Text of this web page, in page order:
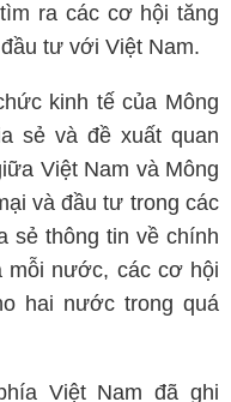
ra các cơ hội tăng
tư với Việt Nam.
kinh tế của Mông
sẻ và đề xuất quan
Việt Nam và Mông
và đầu tư trong các
sẻ thông tin về chính
mỗi nước, các cơ hội
hai nước trong quá
Việt Nam đã ghi